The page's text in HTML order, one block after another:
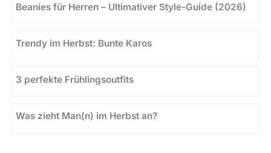
Beanies für Herren – Ultimativer Style-Guide (2026)
Trendy im Herbst: Bunte Karos
3 perfekte Frühlingsoutfits
Was zieht Man(n) im Herbst an?